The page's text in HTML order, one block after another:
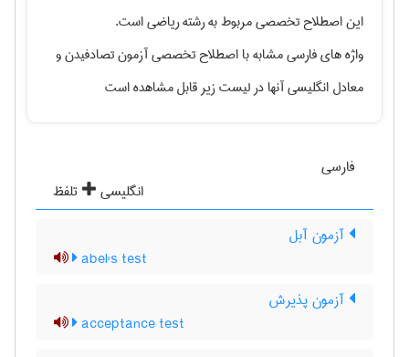
این اصطلاح تخصصی مربوط به رشتهرياضیاست.
واژه های فارسی مشابه با اصطلاح تخصصیآزمون تصادفیدنو
معادل انگلیسی آنها در لیست زیر قابل مشاهده است
فارسی
انگلیسی
تلفظ
آزمون آبل
abel's test
آزمون پذیرش
acceptance test